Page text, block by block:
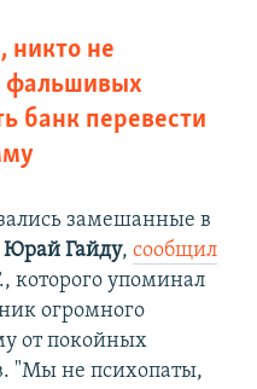
никто не
фальшивых
банк перевести
замешанные в
Юрай Гайду, сообщил
которого упоминал
огромного
от покойных
"Мы не психопаты,